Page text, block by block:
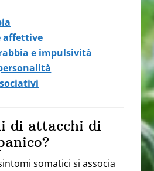
affettive
e impulsività
di attacchi di
somatici si associa